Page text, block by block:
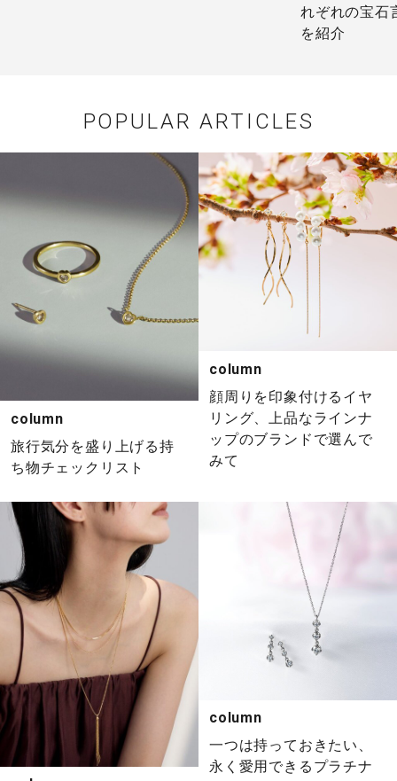
れぞれの宝石
を紹介
POPULAR ARTICLES
column
旅行気分を盛り上げる持
ち物チェックリスト
column
顔周りを印象付けるイヤ
リング、上品なラインナ
ップのブランドで選んで
みて
column
一つは持っておきたい、
永く愛用できるプラチナ